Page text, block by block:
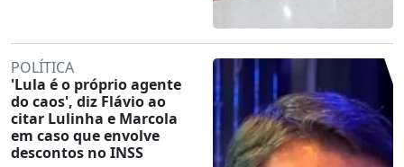
POLÍTICA
'Lula é o próprio agente
do caos', diz Flávio ao
citar Lulinha e Marcola
em caso que envolve
descontos no INSS